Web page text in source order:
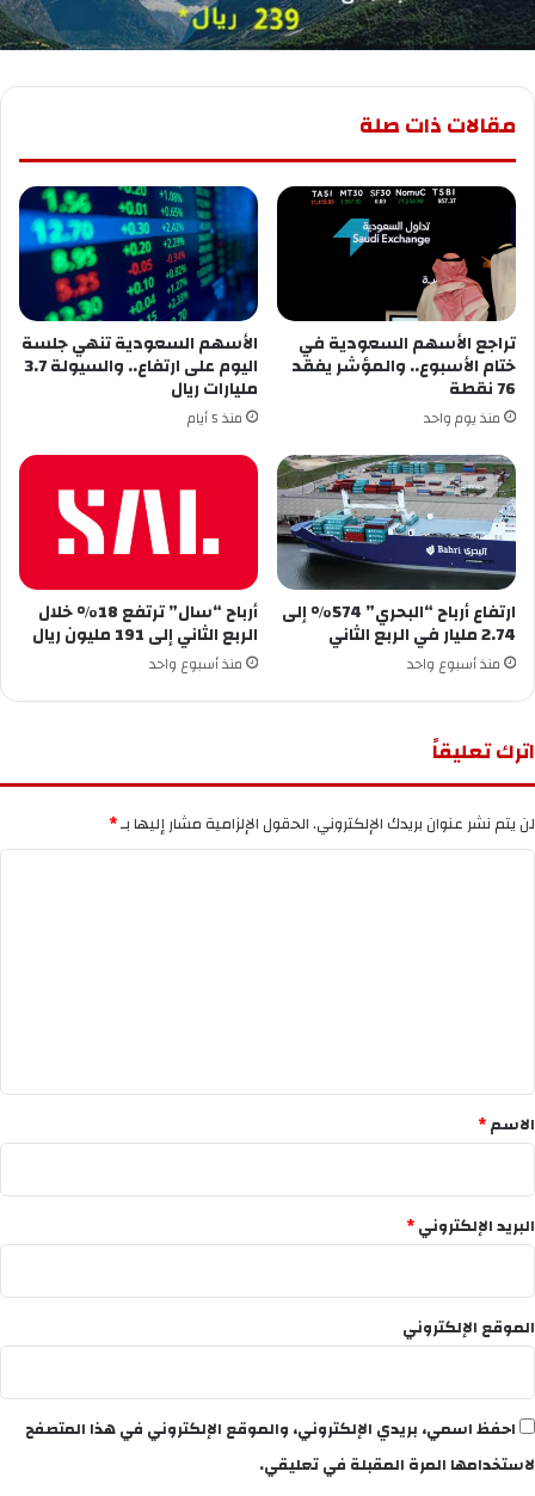
مقالات ذات صلة
تراجع الأسهم السعودية في
ختام الأسبوع.. والمؤشر يفقد
76 نقطة
منذ يوم واحد
الأسهم السعودية تنهي جلسة
اليوم على ارتفاع.. والسيولة 3.7
مليارات ريال
منذ 5 أيام
ارتفاع أرباح “البحري” 574% إلى
2.74 مليار في الربع الثاني
منذ أسبوع واحد
أرباح “سال” ترتفع 18% خلال
الربع الثاني إلى 191 مليون ريال
منذ أسبوع واحد
اترك تعليقاً
لن يتم نشر عنوان بريدك الإلكتروني.الحقول الإلزامية مشار إليها بـ*
*
الاسم*
البريد الإلكتروني*
الموقع الإلكتروني
احفظ اسمي، بريدي الإلكتروني، والموقع الإلكتروني في هذا المتصفح
لاستخدامها المرة المقبلة في تعليقي.